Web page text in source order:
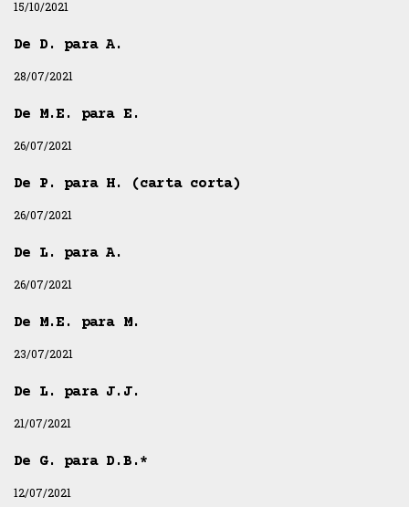
15/10/2021
De D. para A.
28/07/2021
De M.E. para E.
26/07/2021
De P. para H. (carta corta)
26/07/2021
De L. para A.
26/07/2021
De M.E. para M.
23/07/2021
De L. para J.J.
21/07/2021
De G. para D.B.*
12/07/2021